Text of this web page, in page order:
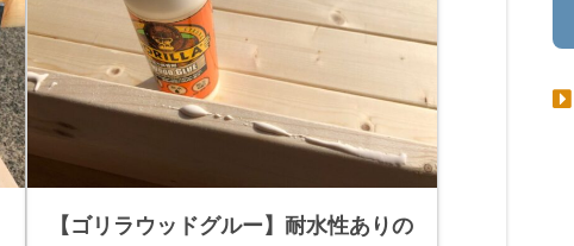
【ゴリラウッドグルー】耐水性ありの